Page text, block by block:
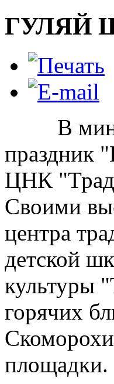
ГУЛЯЙ
В
праздник
ЦНК
Своими
центра
детской
культуры
горячих
Скоморохи
площадки.